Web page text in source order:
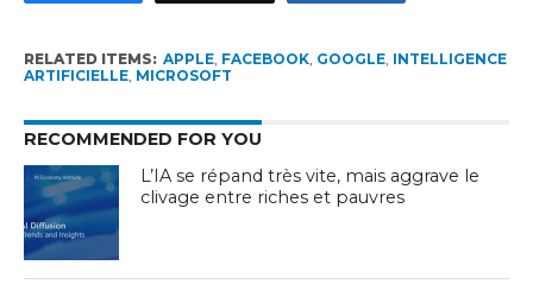
RELATED ITEMS: APPLE, FACEBOOK, GOOGLE, INTELLIGENCE
ARTIFICIELLE, MICROSOFT
RECOMMENDED FOR YOU
L’IA se répand très vite, mais aggrave le
clivage entre riches et pauvres